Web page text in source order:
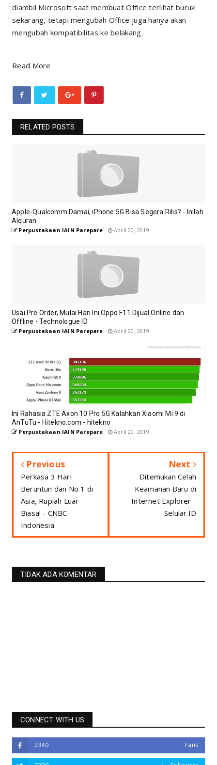
diambil Microsoft saat membuat Office terlihat buruk
sekarang, tetapi mengubah Office juga hanya akan
mengubah kompatibilitas ke belakang.
Read More
RELATED POSTS
Apple-Qualcomm Damai, iPhone 5G Bisa Segera Rilis? - Inilah
Alquran
Perpustakaan IAIN Parepare April 20, 2019
Usai Pre Order, Mulai Hari Ini Oppo F11 Dijual Online dan
Offline - Technologue ID
Perpustakaan IAIN Parepare April 20, 2019
Ini Rahasia ZTE Axon 10 Pro 5G Kalahkan Xiaomi Mi 9 di
AnTuTu - Hitekno.com - hitekno
Perpustakaan IAIN Parepare April 20, 2019
Previous
Perkasa 3 Hari
Beruntun dan No 1 di
Asia, Rupiah Luar
Biasa! - CNBC
Indonesia
Next
Ditemukan Celah
Keamanan Baru di
Internet Explorer -
Selular.ID
TIDAK ADA KOMENTAR
CONNECT WITH US
2340 Fans